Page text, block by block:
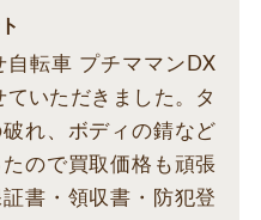
転車 プチママンDX
いただきました。タ
れ、ボディの錆など
ので買取価格も頑張
書・領収書・防犯登